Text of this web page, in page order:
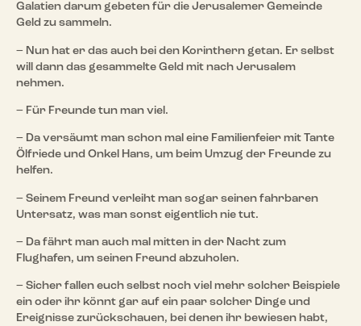
Galatien darum gebeten für die Jerusalemer Gemeinde
Geld zu sammeln.
– Nun hat er das auch bei den Korinthern getan. Er selbst
will dann das gesammelte Geld mit nach Jerusalem
nehmen.
– Für Freunde tun man viel.
– Da versäumt man schon mal eine Familienfeier mit Tante
Ölfriede und Onkel Hans, um beim Umzug der Freunde zu
helfen.
– Seinem Freund verleiht man sogar seinen fahrbaren
Untersatz, was man sonst eigentlich nie tut.
– Da fährt man auch mal mitten in der Nacht zum
Flughafen, um seinen Freund abzuholen.
– Sicher fallen euch selbst noch viel mehr solcher Beispiele
ein oder ihr könnt gar auf ein paar solcher Dinge und
Ereignisse zurückschauen, bei denen ihr bewiesen habt,